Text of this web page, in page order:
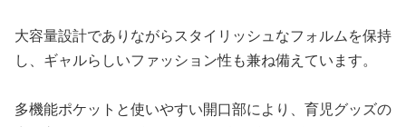
大容量設計でありながらスタイリッシュなフォルムを保持
し、ギャルらしいファッション性も兼ね備えています。
多機能ポケットと使いやすい開口部により、育児グッズの